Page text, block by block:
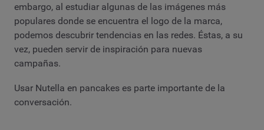
embargo, al estudiar algunas de las imágenes más
populares donde se encuentra el logo de la marca,
podemos descubrir tendencias en las redes. Éstas, a su
vez, pueden servir de inspiración para nuevas
campañas.
Usar Nutella en pancakes es parte importante de la
conversación.